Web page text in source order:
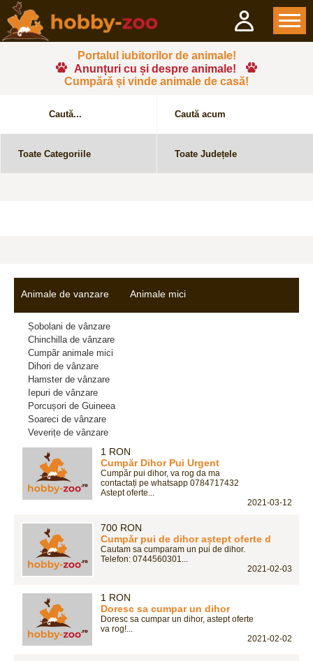
Portalul iubitorilor de animale!
Anunțuri cu și despre animale!
Cumpără și vinde animale de casă!
Animale de vanzare Animale mici
Șobolani de vânzare
Chinchilla de vânzare
Cumpãr animale mici
Dihori de vânzare
Hamster de vânzare
Iepuri de vânzare
Porcușori de Guineea
Soareci de vânzare
Veverițe de vânzare
1 RON
Cumpăr Dihor Pui Urgent
Cumpăr pui dihor, va rog da ma
contactați pe whatsapp 0784717432
Astept oferte...
2021-03-12
700 RON
Cumpăr pui de dihor aștept oferte d
Cautam sa cumparam un pui de dihor.
Telefon: 0744560301...
2021-02-03
1 RON
Doresc sa cumpar un dihor
Doresc sa cumpar un dihor, astept oferte
va rog!...
2021-02-02